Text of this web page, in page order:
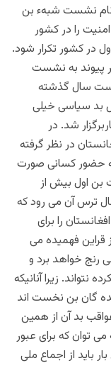
نام نشست شبهء بن
را در کشور
در کشور تکرار شود.
پیوند به نشست
سال گذشته
بد سیاسی خیلی
شد. در
در نظر گرفته
حضور کسانی صورت
بن اول بیش از
ترس آن می رود که
را برای
قراین فهمیده می
رنج خواهد برد و
نتواند. زیرا آنانیکه
گان بن نخست اند
بد آن از همین
توان که برای عبور
باید از اجماع ملی